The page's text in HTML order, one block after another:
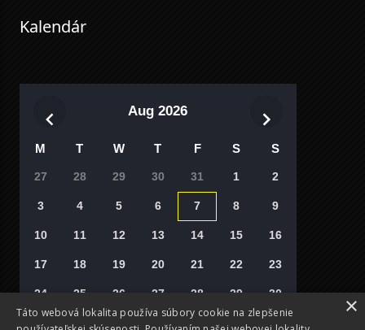
Kalendár
Aug 2026
M T W T F S S
27 28 29 30 31 1 2
3 4 5 6 7 8 9
10 11 12 13 14 15 16
17 18 19 20 21 22 23
24 25 26 27 28 29 30
31 6
×
Táto webová lokalita používa súbory cookie na zlepšenie